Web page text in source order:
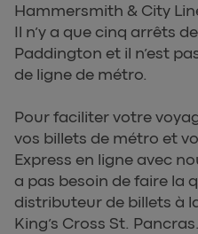
Hammersmith & City
Il n’y a que cinq arrêts
Paddington et il n’est
de ligne de métro.
Pour faciliter votre
vos billets de métro et
Express en ligne avec
a pas besoin de faire la
distributeur de billets à
King’s Cross St. Pancras.